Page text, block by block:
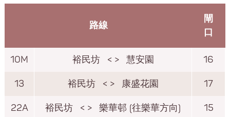
港鐵
路線
閘
口
10M 裕民坊 < > 慧安園 16
13 裕民坊 < > 康盛花園 17
22A 裕民坊 < > 樂華邨 (往樂華方向) 15